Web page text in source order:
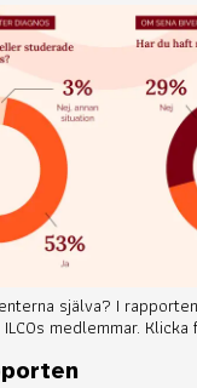
själva? I
medlemmar.